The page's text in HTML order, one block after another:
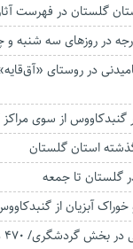
گلستان در فهرست
در روستای
استان گلستان
گلستان تا جمعه